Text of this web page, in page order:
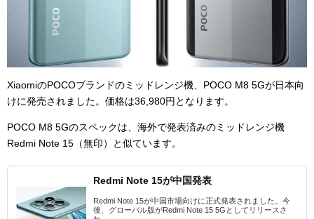
XiaomiのPOCOブランドのミッドレンジ機、POCO M8 5Gが日本向
けに発売されました。価格は36,980円となります。
POCO M8 5Gのスペックは、海外で発表済みのミッドレンジ機
Redmi Note 15（無印）と似ています。
Redmi Note 15が中国発表
Redmi Note 15が中国市場向けに正式発表されました。今
後、グローバル版がRedmi Note 15 5Gとしてリリースさ